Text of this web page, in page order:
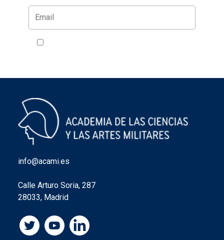
info@acami.es
Calle Arturo Soria, 287
28033, Madrid